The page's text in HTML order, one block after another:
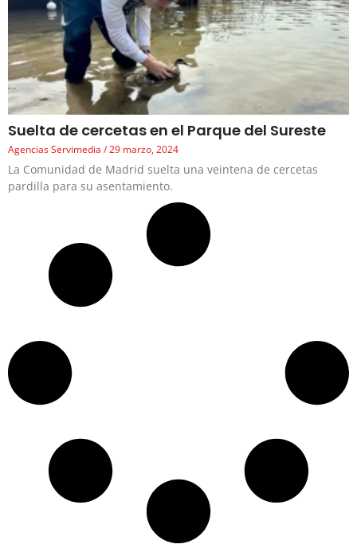
Suelta de cercetas en el Parque del Sureste
Agencias Servimedia 29 marzo, 2024
La Comunidad de Madrid suelta una veintena de cercetas
pardilla para su asentamiento.